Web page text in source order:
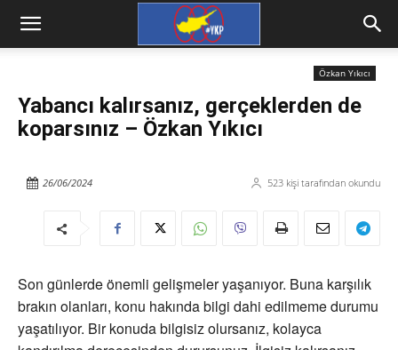
Özkan Yıkıcı
Yabancı kalırsanız, gerçeklerden de
koparsınız – Özkan Yıkıcı
523 kişi tarafından okundu
26/06/2024
Son günlerde önemli gelişmeler yaşanıyor. Buna karşılık
brakın olanları, konu hakında bilgi dahi edilmeme durumu
yaşatılıyor. Bir konuda bilgisiz olursanız, kolayca